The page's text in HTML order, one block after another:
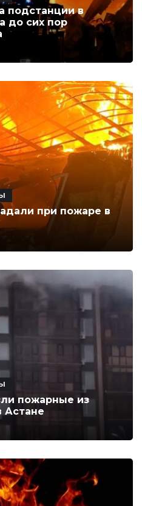
подстанции в
до сих пор
при пожаре в
пожарные из
Астане